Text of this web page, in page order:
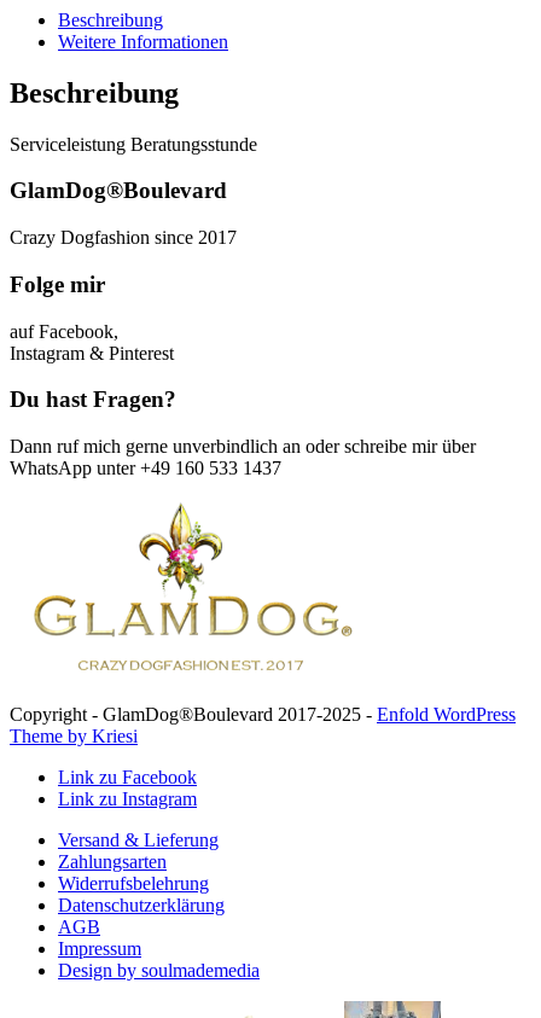
Beschreibung
Weitere Informationen
Beschreibung
Serviceleistung Beratungsstunde
GlamDog®Boulevard
Crazy Dogfashion since 2017
Folge mir
auf Facebook,
Instagram & Pinterest
Du hast Fragen?
Dann ruf mich gerne unverbindlich an oder schreibe mir über
WhatsApp unter +49 160 533 1437
Copyright - GlamDog®Boulevard 2017-2025 - Enfold WordPress
Theme by Kriesi
Link zu Facebook
Link zu Instagram
Versand & Lieferung
Zahlungsarten
Widerrufsbelehrung
Datenschutzerklärung
AGB
Impressum
Design by soulmademedia